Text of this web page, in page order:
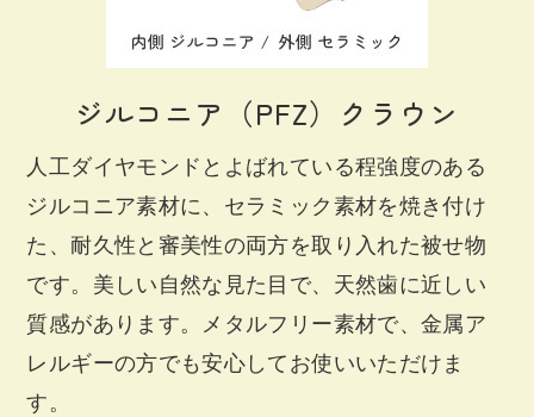
ジルコニア（PFZ）クラウン
人工ダイヤモンドとよばれている程強度のある
ジルコニア素材に、セラミック素材を焼き付け
た、耐久性と審美性の両方を取り入れた被せ物
です。美しい自然な見た目で、天然歯に近しい
質感があります。メタルフリー素材で、金属ア
レルギーの方でも安心してお使いいただけま
す。